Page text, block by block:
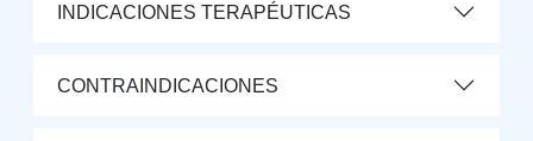
INDICACIONES TERAPÉUTICAS
CONTRAINDICACIONES